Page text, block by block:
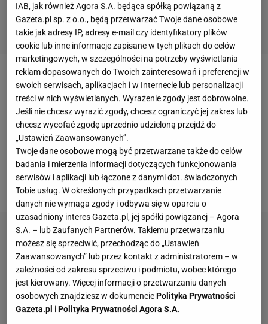
W ostatnim czasie Red Bull poprosiłFIAo
wyjaśnienia w zakresie funkcjonowania silnika
Ferrari. Scuderia była podejrzewana o znalezienie
dziury w przepisach, która umożliwiała zakłócanie
odczytów sensora paliwa i wykorzystywanie
możliwości użycia większej ilości paliwa niż jest
dopuszczona w regulaminie technicznym.
IAB, jak również Agora S.A. będąca spółką powiązaną z
Gazeta.pl sp. z o.o., będą przetwarzać Twoje dane osobowe
takie jak adresy IP, adresy e-mail czy identyfikatory plików
cookie lub inne informacje zapisane w tych plikach do celów
marketingowych, w szczególności na potrzeby wyświetlania
reklam dopasowanych do Twoich zainteresowań i preferencji w
swoich serwisach, aplikacjach i w Internecie lub personalizacji
treści w nich wyświetlanych. Wyrażenie zgody jest dobrowolne.
Jeśli nie chcesz wyrazić zgody, chcesz ograniczyć jej zakres lub
chcesz wycofać zgodę uprzednio udzieloną przejdź do
„Ustawień Zaawansowanych”.
Twoje dane osobowe mogą być przetwarzane także do celów
badania i mierzenia informacji dotyczących funkcjonowania
serwisów i aplikacji lub łączone z danymi dot. świadczonych
Tobie usług. W określonych przypadkach przetwarzanie
danych nie wymaga zgody i odbywa się w oparciu o
uzasadniony interes Gazeta.pl, jej spółki powiązanej – Agora
S.A. – lub Zaufanych Partnerów. Takiemu przetwarzaniu
możesz się sprzeciwić, przechodząc do „Ustawień
Zaawansowanych” lub przez kontakt z administratorem – w
zależności od zakresu sprzeciwu i podmiotu, wobec którego
jest kierowany. Więcej informacji o przetwarzaniu danych
osobowych znajdziesz w dokumenciePolityka Prywatności
Gazeta.pl iPolityka Prywatności Agora S.A.